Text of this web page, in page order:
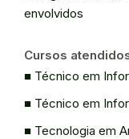
envolvidos
Cursos
■ Técnico em
■ Técnico em
■ Tecnologia em